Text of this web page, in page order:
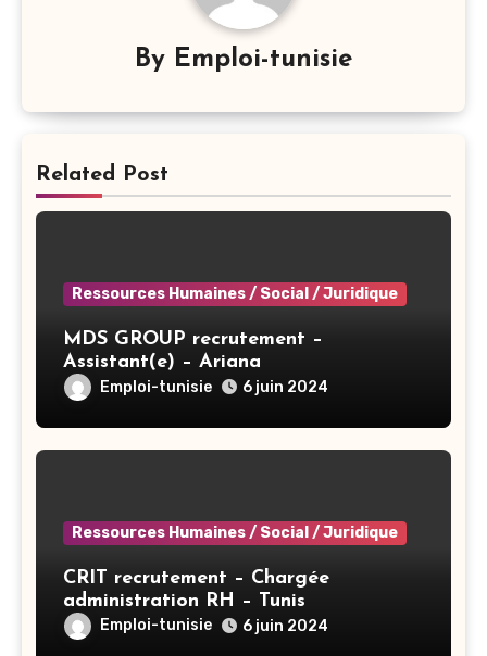
By Emploi-tunisie
Related Post
Ressources Humaines / Social / Juridique
MDS GROUP recrutement –
Assistant(e) – Ariana
Emploi-tunisie 6 juin 2024
Ressources Humaines / Social / Juridique
CRIT recrutement – Chargée
administration RH – Tunis
Emploi-tunisie 6 juin 2024